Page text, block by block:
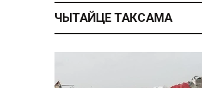
ЧЫТАЙЦЕ ТАКСАМА